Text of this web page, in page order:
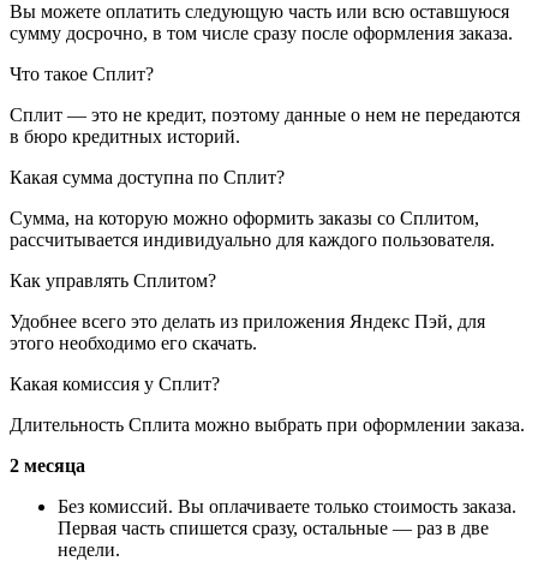
Вы можете оплатить следующую часть или всю оставшуюся
сумму досрочно, в том числе сразу после оформления заказа.
Что такое Сплит?
Сплит — это не кредит, поэтому данные о нем не передаются
в бюро кредитных историй.
Какая сумма доступна по Сплит?
Сумма, на которую можно оформить заказы со Сплитом,
рассчитывается индивидуально для каждого пользователя.
Как управлять Сплитом?
Удобнее всего это делать из приложения Яндекс Пэй, для
этого необходимо его скачать.
Какая комиссия у Сплит?
Длительность Сплита можно выбрать при оформлении заказа.
2 месяца
Без комиссий. Вы оплачиваете только стоимость заказа.
Первая часть спишется сразу, остальные — раз в две
недели.